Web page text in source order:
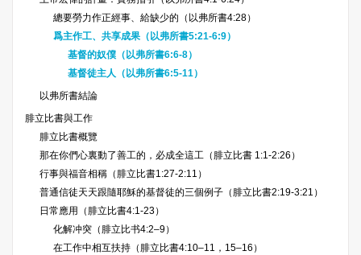
總要勞力作正經事、給缺少的（以弗所書4:28）
爲主作工、共享成果（以弗所書5:21-6:9）
基督的奴僕（以弗所書6:6-8）
基督徒主人（以弗所書6:5-11）
以弗所書結論
腓立比書與工作
腓立比書概覽
那在你們心裏動了善工的，必成全這工（腓立比書 1:1-2:26）
行事與福音相稱（腓立比書1:27-2:11）
普通信徒天天跟隨耶穌的基督徒的三個例子（腓立比書2:19-3:21）
日常應用（腓立比書4:1-23）
化解冲突（腓立比书4:2–9）
在工作中相互扶持（腓立比書4:10–11，15–16）